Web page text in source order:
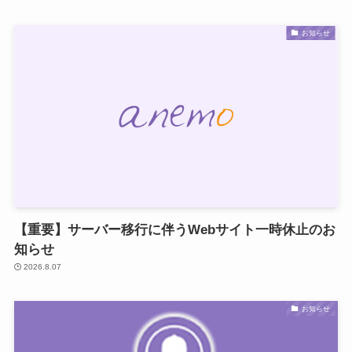
お知らせ
【重要】サーバー移行に伴うWebサイト一時休止のお
知らせ
2026.8.07
お知らせ